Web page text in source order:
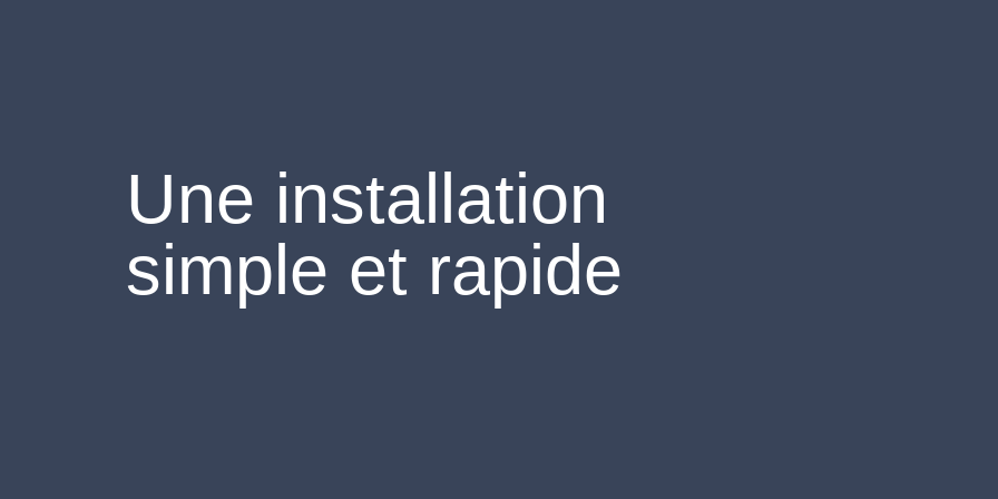
Une installation
simple et rapide